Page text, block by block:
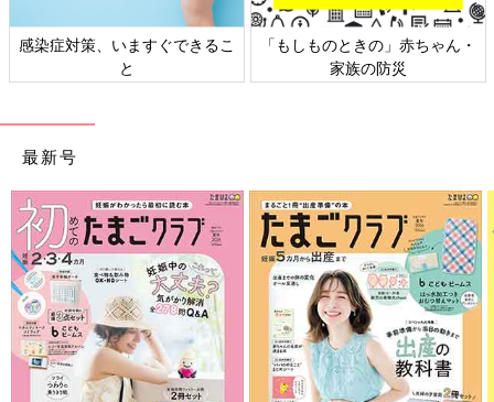
感染症対策、いますぐできるこ
と
「もしものときの」赤ちゃん・
家族の防災
最新号